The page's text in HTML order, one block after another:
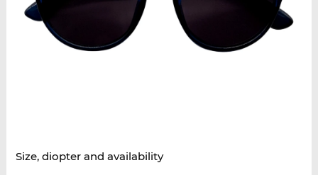
Size, diopter and availability